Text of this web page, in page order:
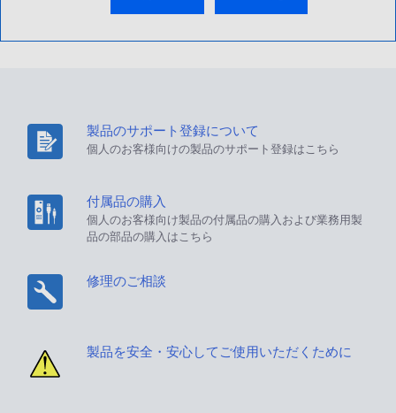
製品のサポート登録について
個人のお客様向けの製品のサポート登録はこちら
付属品の購入
個人のお客様向け製品の付属品の購入および業務用製
品の部品の購入はこちら
修理のご相談
製品を安全・安心してご使用いただくために